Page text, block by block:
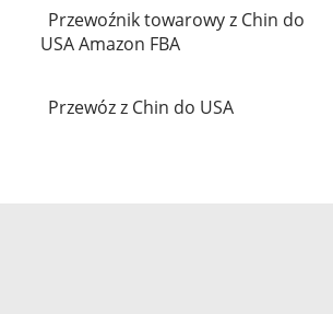
Przewoźnik towarowy z Chin do
USA Amazon FBA
Przewóz z Chin do USA